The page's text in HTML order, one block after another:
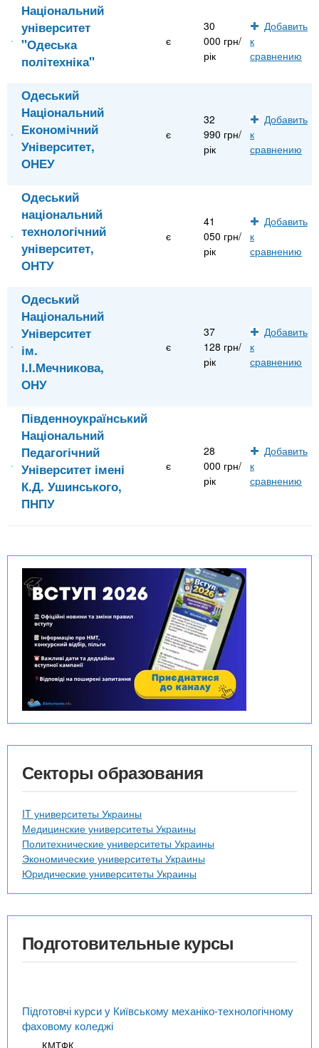
Національний
університет
"Одеська
політехніка"
є
30
000 грн/
рік
Добавить
к
сравнению
Одеський
Національний
Економічний
Університет,
ОНЕУ
є
32
990 грн/
рік
Добавить
к
сравнению
Одеський
національний
технологічний
університет,
ОНТУ
є
41
050 грн/
рік
Добавить
к
сравнению
Одеський
Національний
Університет
ім.
І.І.Мечникова,
ОНУ
є
37
128 грн/
рік
Добавить
к
сравнению
Південноукраїнський
Національний
Педагогічний
Університет імені
К.Д. Ушинського,
ПНПУ
є
28
000 грн/
рік
Добавить
к
сравнению
Секторы образования
IT университеты Украины
Медицинские университеты Украины
Политехнические университеты Украины
Экономические университеты Украины
Юридические университеты Украины
Подготовительные курсы
Підготовчі курси у Київському механіко-технологічному
фаховому коледжі